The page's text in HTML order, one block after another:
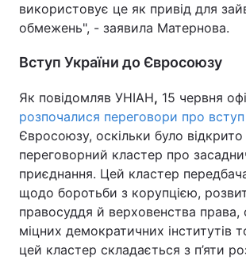
використовує це як привід для
обмежень", - заявила Матернова.
Вступ України до Євросоюзу
Як повідомляв УНІАН, 15 червня
розпочалися переговори про вступ
Євросоюзу, оскільки було
переговорний кластер про
приєднання. Цей кластер
щодо боротьби з корупцією,
правосуддя й верховенства права,
міцних демократичних інститутів
цей кластер складається з п’яти